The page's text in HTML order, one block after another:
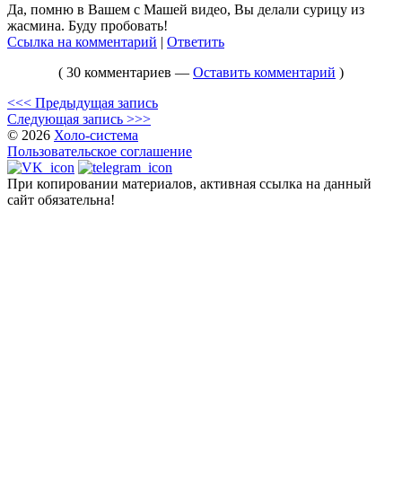
Да, помню в Вашем с Машей видео, Вы делали сурицу из
жасмина. Буду пробовать!
Ссылка на комментарий | Ответить
( 30 комментариев — Оставить комментарий )
<<< Предыдущая запись
Следующая запись >>>
© 2026 Холо-система
Пользовательское соглашение
При копировании материалов, активная ссылка на данный
сайт обязательна!